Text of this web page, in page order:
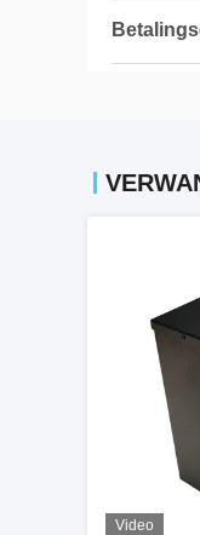
Video